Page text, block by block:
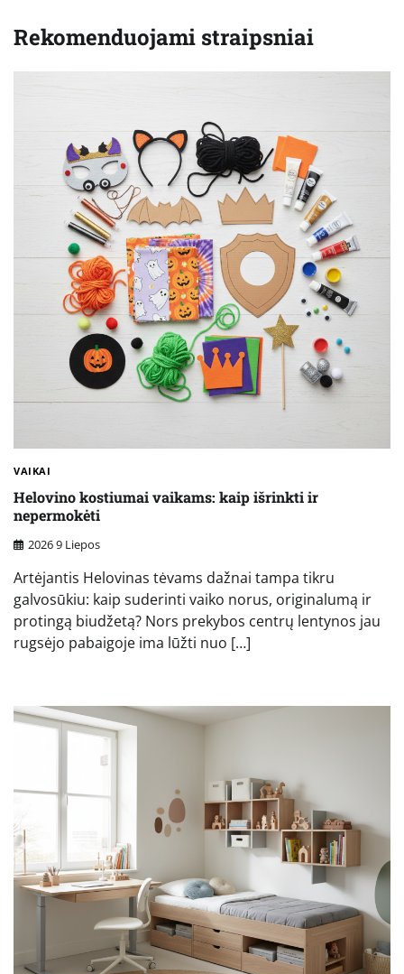
Rekomenduojami straipsniai
VAIKAI
Helovino kostiumai vaikams: kaip išrinkti ir
nepermokėti
2026 9 Liepos
Artėjantis Helovinas tėvams dažnai tampa tikru
galvosūkiu: kaip suderinti vaiko norus, originalumą ir
protingą biudžetą? Nors prekybos centrų lentynos jau
rugsėjo pabaigoje ima lūžti nuo […]